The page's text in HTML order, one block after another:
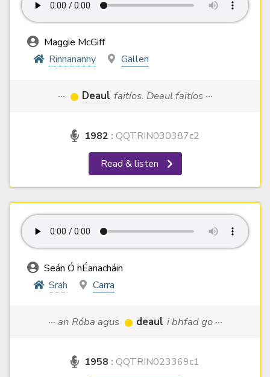
Maggie McGiff
Rinnananny
Gallen
··· Deaul faitíos. Deaul faitíos ···
1982 : QQTRIN030387c2
Read & listen
Seán Ó hÉanacháin
Srah
Carra
··· an Róba agus deaul i bhfad go ···
1958 : QQTRIN023369c1